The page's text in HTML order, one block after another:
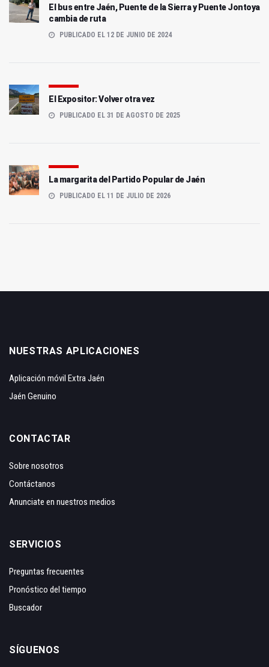
El bus entre Jaén, Puente de la Sierra y Puente Jontoya
cambia de ruta
PUBLICADO EL 12 DE JUNIO DE 2024
El Expositor: Volver otra vez
PUBLICADO EL 31 DE AGOSTO DE 2025
La margarita del Partido Popular de Jaén
PUBLICADO EL 11 DE JULIO DE 2026
NUESTRAS APLICACIONES
Aplicación móvil Extra Jaén
Jaén Genuino
CONTACTAR
Sobre nosotros
Contáctanos
Anunciate en nuestros medios
SERVICIOS
Preguntas frecuentes
Pronóstico del tiempo
Buscador
SÍGUENOS